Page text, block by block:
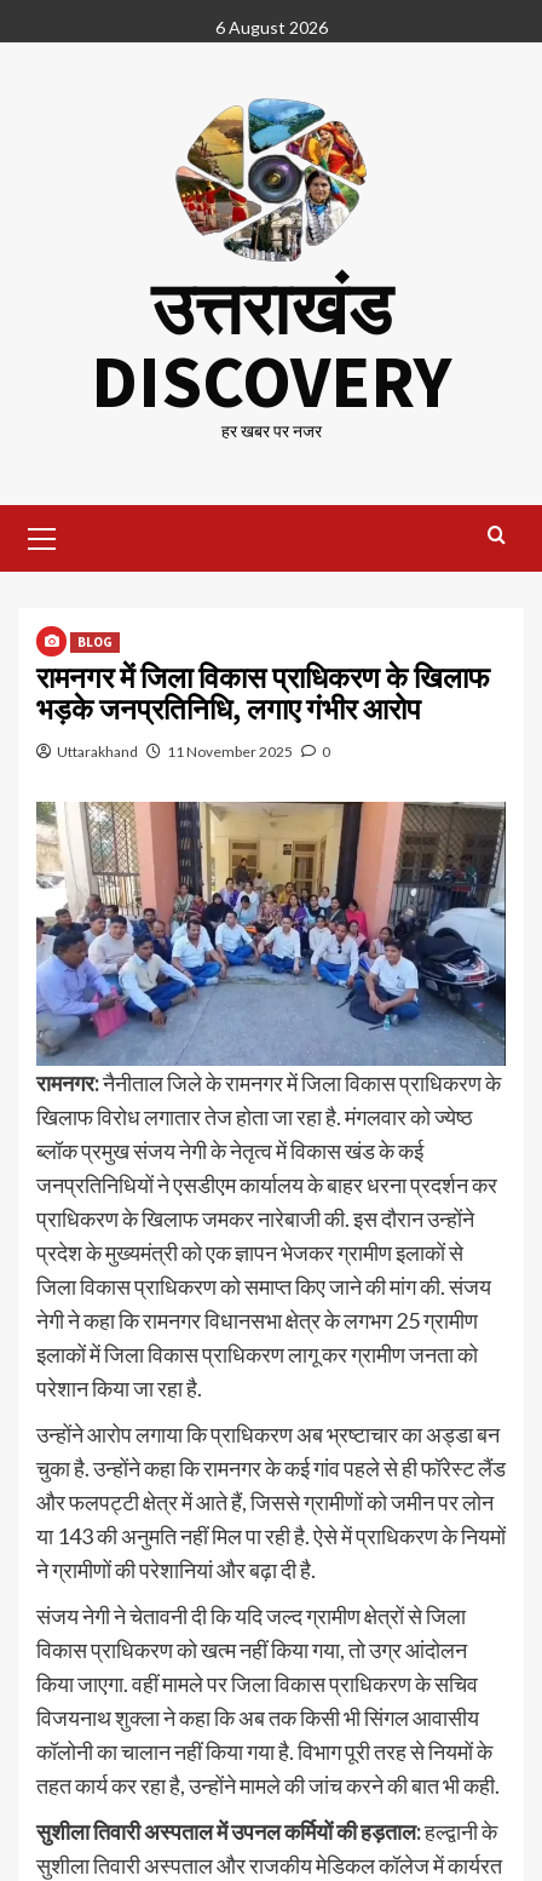
to
6 August 2026
उत्तराखंड
DISCOVERY
हर खबर पर नजर
Menu
BLOG
रामनगर में जिला विकास प्राधिकरण के खिलाफ
भड़के जनप्रतिनिधि, लगाए गंभीर आरोप
Uttarakhand 11 November 2025 0
रामनगर:नैनीताल जिले के रामनगर में जिला विकास प्राधिकरण के
खिलाफ विरोध लगातार तेज होता जा रहा है. मंगलवार को ज्येष्ठ
ब्लॉक प्रमुख संजय नेगी के नेतृत्व में विकास खंड के कई
जनप्रतिनिधियों ने एसडीएम कार्यालय के बाहर धरना प्रदर्शन कर
प्राधिकरण के खिलाफ जमकर नारेबाजी की. इस दौरान उन्होंने
प्रदेश के मुख्यमंत्री को एक ज्ञापन भेजकर ग्रामीण इलाकों से
जिला विकास प्राधिकरण को समाप्त किए जाने की मांग की. संजय
नेगी ने कहा कि रामनगर विधानसभा क्षेत्र के लगभग 25 ग्रामीण
इलाकों में जिला विकास प्राधिकरण लागू कर ग्रामीण जनता को
परेशान किया जा रहा है.
उन्होंने आरोप लगाया कि प्राधिकरण अब भ्रष्टाचार का अड्डा बन
चुका है. उन्होंने कहा कि रामनगर के कई गांव पहले से ही फॉरेस्ट लैंड
और फलपट्टी क्षेत्र में आते हैं, जिससे ग्रामीणों को जमीन पर लोन
या 143 की अनुमति नहीं मिल पा रही है. ऐसे में प्राधिकरण के नियमों
ने ग्रामीणों की परेशानियां और बढ़ा दी है.
संजय नेगी ने चेतावनी दी कि यदि जल्द ग्रामीण क्षेत्रों से जिला
विकास प्राधिकरण को खत्म नहीं किया गया, तो उग्र आंदोलन
किया जाएगा. वहीं मामले पर जिला विकास प्राधिकरण के सचिव
विजयनाथ शुक्ला ने कहा कि अब तक किसी भी सिंगल आवासीय
कॉलोनी का चालान नहीं किया गया है. विभाग पूरी तरह से नियमों के
तहत कार्य कर रहा है, उन्होंने मामले की जांच करने की बात भी कही.
सुशीला तिवारी अस्पताल में उपनल कर्मियों की हड़ताल:हल्द्वानी के
सुशीला तिवारी अस्पताल और राजकीय मेडिकल कॉलेज में कार्यरत